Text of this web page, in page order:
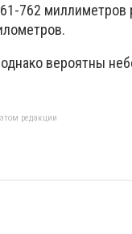
762 миллиметров
вероятны
редакции